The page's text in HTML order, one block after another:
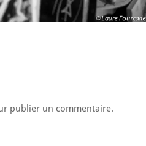
publier un commentaire.